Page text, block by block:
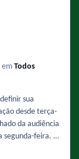
e
em Todos
sua
da audiência
segunda-feira. A